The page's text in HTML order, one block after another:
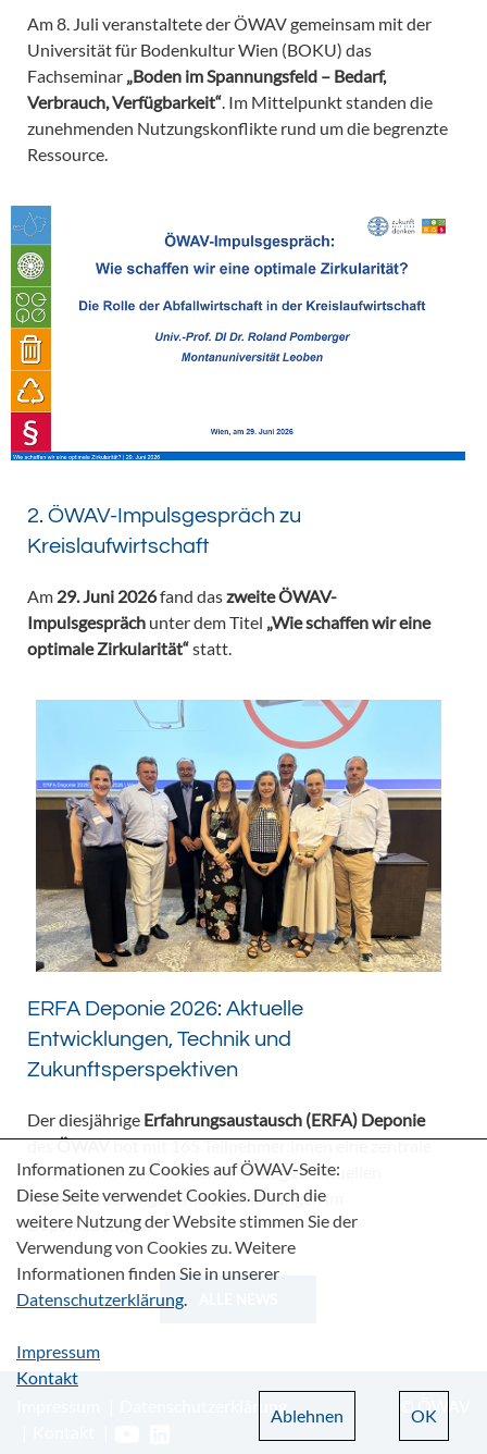
Am 8. Juli veranstaltete der ÖWAV gemeinsam mit der
Universität für Bodenkultur Wien (BOKU) das
Fachseminar „Boden im Spannungsfeld – Bedarf,
Verbrauch, Verfügbarkeit“ . Im Mittelpunkt standen die
zunehmenden Nutzungskonflikte rund um die begrenzte
Ressource.
2. ÖWAV-Impulsgespräch zu
Kreislaufwirtschaft
Am 29. Juni 2026fand daszweite ÖWAV-
Impulsgespräch unter dem Titel „Wie schaffen wir eine
optimale Zirkularität“statt.
ERFA Deponie 2026: Aktuelle
Entwicklungen, Technik und
Zukunftsperspektiven
Der diesjährige Erfahrungsaustausch (ERFA) Deponie
desÖWAVbot mit 165 Teilnehmer:innen eine zentrale
Plattform für den fachlichen Dialog zu aktuellen
Herausforderungen und Entwicklungen im
Deponiebereich.
Datenschutzerklärung
© ÖWAV
Informationen zu Cookies auf ÖWAV-Seite:
Diese Seite verwendet Cookies. Durch die
weitere Nutzung der Website stimmen Sie der
Verwendung von Cookies zu. Weitere
Informationen finden Sie in unserer
Datenschutzerklärung.
Impressum
Kontakt
OK
Ablehnen